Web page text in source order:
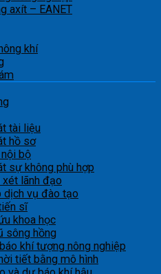
axít – EANET
khí
tài liệu
hồ sơ
bộ
sự không phù hợp
lãnh đạo
dịch vụ đào tạo
sĩ
khoa học
sông hồng
khí tượng nông nghiệp
tiết bằng mô hình